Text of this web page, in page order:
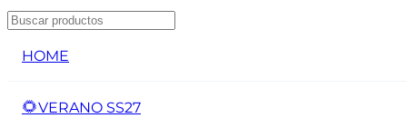
HOME
🌻VERANO SS27